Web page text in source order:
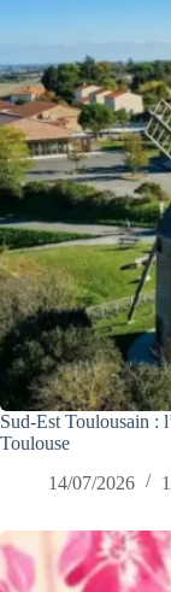
Sud-Est Toulousain :
Toulouse
14/07/2026